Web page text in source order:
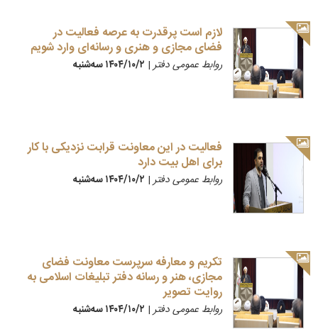
لازم است پرقدرت به عرصه فعالیت در
فضای مجازی و هنری و رسانه‌ای وارد شویم
روابط عمومی دفتر| ۱۴۰۴/۱۰/۲ سه‌شنبه
فعالیت در این معاونت قرابت نزدیکی با کار
برای اهل بیت دارد
روابط عمومی دفتر| ۱۴۰۴/۱۰/۲ سه‌شنبه
تکریم و معارفه سرپرست معاونت فضای
مجازی، هنر و رسانه دفتر تبلیغات اسلامی به
روایت تصویر
روابط عمومی دفتر| ۱۴۰۴/۱۰/۲ سه‌شنبه